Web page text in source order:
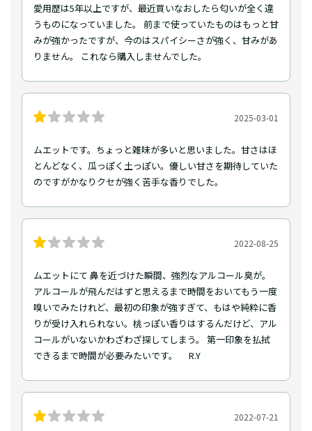
愛用歴は5年以上ですが、最近買いなおしたら匂いが全く違
うものになっていました。 前まで使っていたものはもっと甘
みが強かったですが、今のはスパイシーさが強く、甘みがあ
りません。 これなら購入しませんでした。
2025-03-01
ムエットです。ちょっと雑味が多いと思いました。甘さはほ
とんどなく、瓜っぽく土っぽい。優しい甘さを期待していた
のですがかなりクセが強く苦手な香りでした。
2022-08-25
ムエットにて 鼻を近づけた瞬間、強烈なアルコール臭が。
アルコールが飛んだはずと思えるまで時間をおいてもう一度
嗅いでみたけれど、最初の印象が強すぎて、もはや純粋に香
りが受け入れられない。桃っぽい香りはするんだけど、アル
コールがいないかわざわざ探してしまう。 第一印象を払拭
できるまで時間が必要みたいです。 R.Y
2022-07-21